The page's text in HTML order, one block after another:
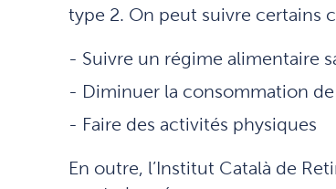
type 2. On peut suivre certains
Suivre un régime alimentaire
Diminuer la consommation
Faire des activités physiques
En outre, l’Institut Català de